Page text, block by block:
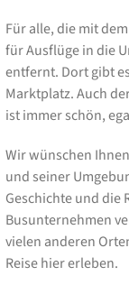
Für alle, die mit
für Ausflüge in die
entfernt. Dort gibt
Marktplatz. Auch
ist immer schön,
Wir wünschen
und seiner
Geschichte und die
Busunternehmen
vielen anderen
Reise hier erleben.